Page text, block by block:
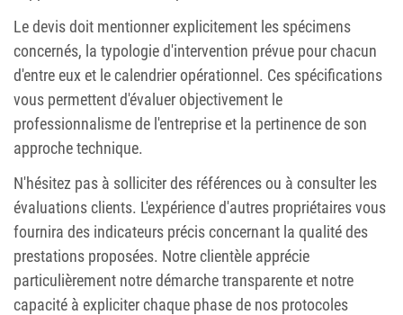
Le devis doit mentionner explicitement les spécimens
concernés, la typologie d'intervention prévue pour chacun
d'entre eux et le calendrier opérationnel. Ces spécifications
vous permettent d'évaluer objectivement le
professionnalisme de l'entreprise et la pertinence de son
approche technique.
N'hésitez pas à solliciter des références ou à consulter les
évaluations clients. L'expérience d'autres propriétaires vous
fournira des indicateurs précis concernant la qualité des
prestations proposées. Notre clientèle apprécie
particulièrement notre démarche transparente et notre
capacité à expliciter chaque phase de nos protocoles